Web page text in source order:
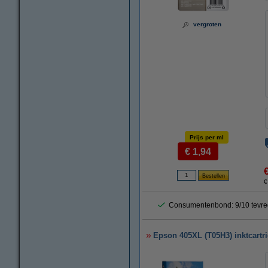
vergroten
Prijs per ml
€ 1,94
Consumentenbond: 9/10
Epson 405XL (T05H3)